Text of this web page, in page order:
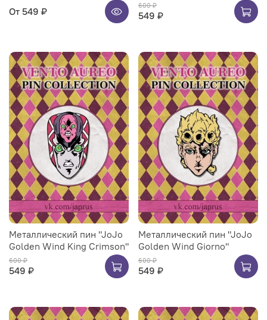
От 549 ₽
600 ₽
549 ₽
Металлический пин "JoJo
Golden Wind King Crimson"
600 ₽
549 ₽
Металлический пин "JoJo
Golden Wind Giorno"
600 ₽
549 ₽